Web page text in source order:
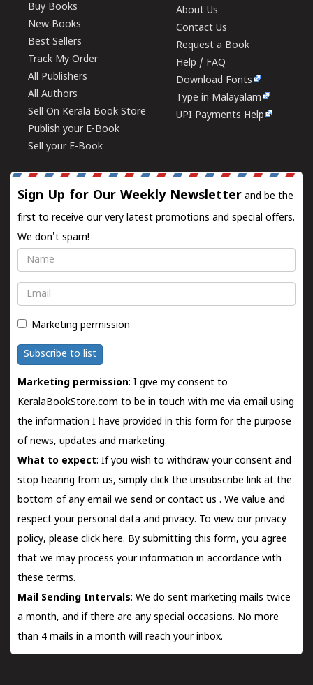
Buy Books
New Books
Best Sellers
Track My Order
All Publishers
All Authors
Sell On Kerala Book Store
Publish your E-Book
Sell your E-Book
About Us
Contact Us
Request a Book
Help / FAQ
Download Fonts
Type in Malayalam
UPI Payments Help
Sign Up for Our Weekly Newsletter and be the
first to receive our very latest promotions and special offers.
We don't spam!
Name
Email
Marketing permission
Subscribe to list
Marketing permission: I give my consent to
KeralaBookStore.com to be in touch with me via email using
the information I have provided in this form for the purpose
of news, updates and marketing.
What to expect: If you wish to withdraw your consent and
stop hearing from us, simply click the unsubscribe link at the
bottom of any email we send orcontact us . We value and
respect your personal data and privacy. To view our privacy
policy, please click here. By submitting this form, you agree
that we may process your information in accordance with
these terms.
Mail Sending Intervals: We do sent marketing mails twice
a month, and if there are any special occasions. No more
than 4 mails in a month will reach your inbox.